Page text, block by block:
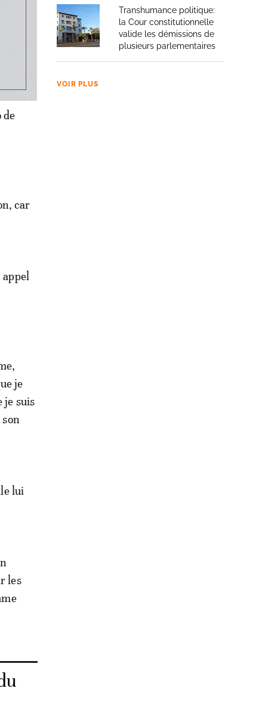
à
de
car
appel
je
je suis
lui
les
Transhumance politique:
la Cour constitutionnelle
valide les démissions de
plusieurs parlementaires
VOIR PLUS